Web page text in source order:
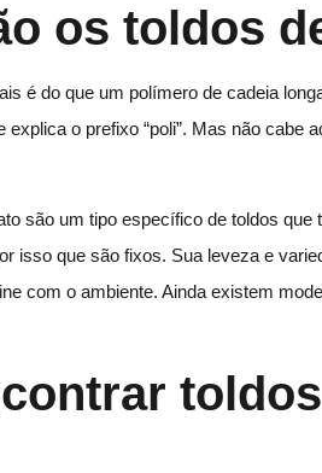
os toldos
é do que um polímero de cadeia
explica o prefixo “poli”. Mas não
são um tipo específico de toldos
isso que são fixos. Sua leveza e
com o ambiente. Ainda existem